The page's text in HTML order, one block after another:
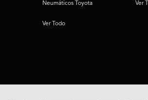
Neumáticos Toyota
Ver Todo
Ver